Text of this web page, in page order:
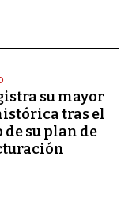
su mayor
tras el
su plan de